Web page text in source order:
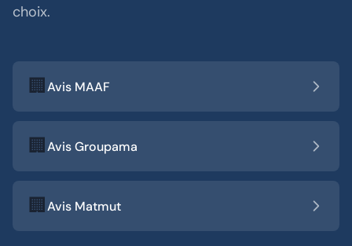
choix.
🏢Avis MAAF
🏢Avis Groupama
🏢Avis Matmut